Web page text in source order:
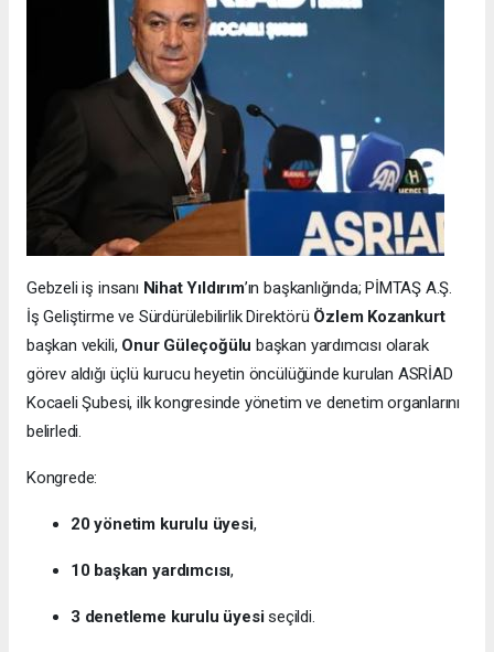
Gebzeli iş insanı Nihat Yıldırım’ın başkanlığında; PİMTAŞ A.Ş.
İş Geliştirme ve Sürdürülebilirlik Direktörü Özlem Kozankurt
başkan vekili, Onur Güleçoğülu başkan yardımcısı olarak
görev aldığı üçlü kurucu heyetin öncülüğünde kurulan ASRİAD
Kocaeli Şubesi, ilk kongresinde yönetim ve denetim organlarını
belirledi.
Kongrede:
20 yönetim kurulu üyesi,
10 başkan yardımcısı,
3 denetleme kurulu üyesiseçildi.